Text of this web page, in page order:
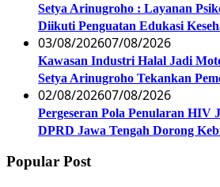
Setya Arinugroho : Layanan
Diikuti Penguatan Edukasi
03/08/202607/08/2026
Kawasan Industri Halal Jadi
Setya Arinugroho Tekankan
02/08/202607/08/2026
Pergeseran Pola Penularan HIV
DPRD Jawa Tengah Dorong
Popular Post